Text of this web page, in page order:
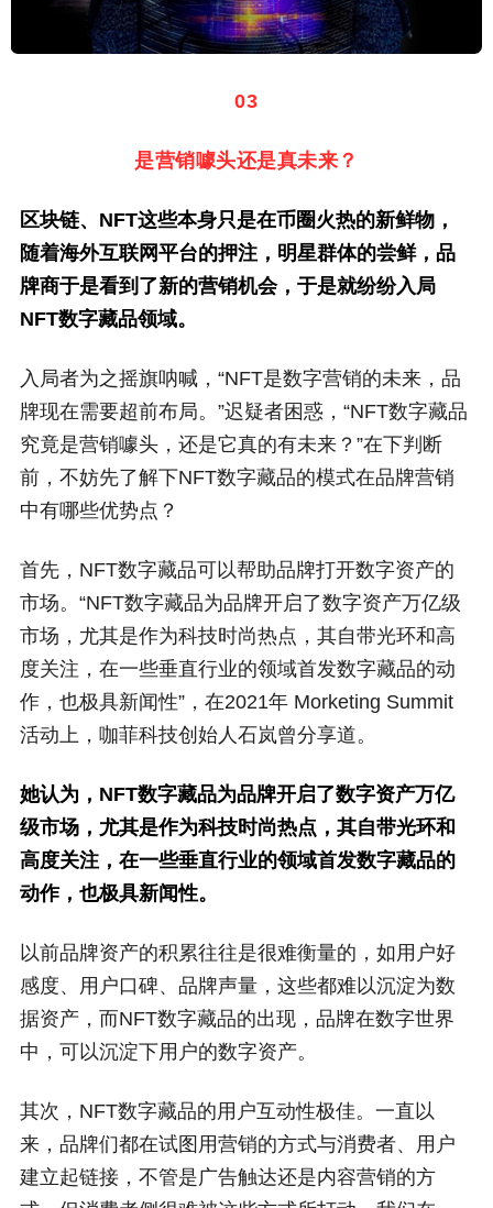
03
是营销噱头还是真未来？
区块链、NFT这些本身只是在币圈火热的新鲜物，
随着海外互联网平台的押注，明星群体的尝鲜，品
牌商于是看到了新的营销机会，于是就纷纷入局
NFT数字藏品领域。
入局者为之摇旗呐喊，“NFT是数字营销的未来，品
牌现在需要超前布局。”迟疑者困惑，“NFT数字藏品
究竟是营销噱头，还是它真的有未来？”在下判断
前，不妨先了解下NFT数字藏品的模式在品牌营销
中有哪些优势点？
首先，NFT数字藏品可以帮助品牌打开数字资产的
市场。“NFT数字藏品为品牌开启了数字资产万亿级
市场，尤其是作为科技时尚热点，其自带光环和高
度关注，在一些垂直行业的领域首发数字藏品的动
作，也极具新闻性”，在2021年 Morketing Summit
活动上，咖菲科技创始人石岚曾分享道。
她认为，NFT数字藏品为品牌开启了数字资产万亿
级市场，尤其是作为科技时尚热点，其自带光环和
高度关注，在一些垂直行业的领域首发数字藏品的
动作，也极具新闻性。
以前品牌资产的积累往往是很难衡量的，如用户好
感度、用户口碑、品牌声量，这些都难以沉淀为数
据资产，而NFT数字藏品的出现，品牌在数字世界
中，可以沉淀下用户的数字资产。
其次，NFT数字藏品的用户互动性极佳。一直以
来，品牌们都在试图用营销的方式与消费者、用户
建立起链接，不管是广告触达还是内容营销的方